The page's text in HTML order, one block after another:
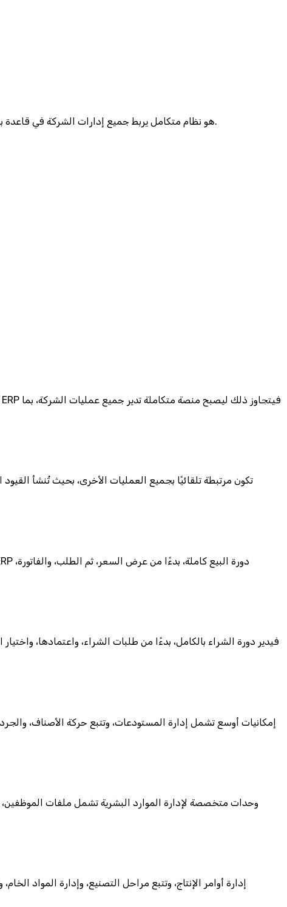
نظام ERP (Enterprise Resource Planning) هو نظام متكامل يربط جميع إدارات الشركة في قاعدة بيانات واحدة، بحيث تنتقل المعلومات بين الأقسام تلقائيًا دون الحاجة إلى إعادة إدخالها.